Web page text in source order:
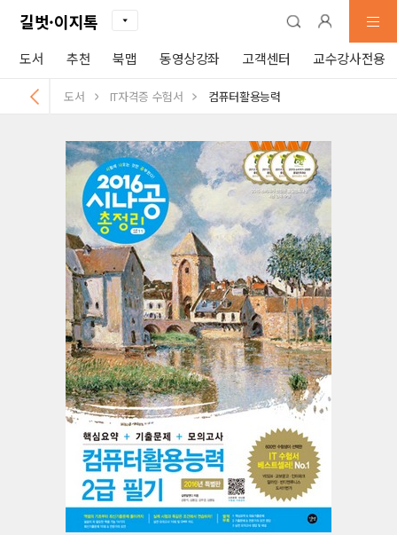
길벗·이지톡
도서 추천 북맵 동영상강좌 고객센터 교수강사전용
도서 IT자격증 수험서 컴퓨터활용능력